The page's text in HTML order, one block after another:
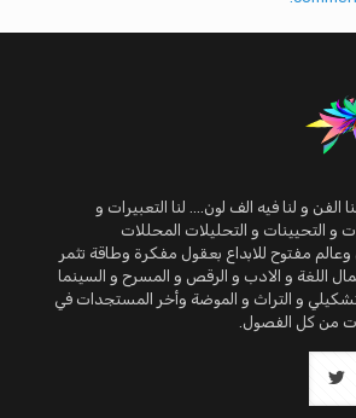
الفن و لنا فيه الف لون.... لنا التعبيرات و
و التحيينات و التحليلات المحللات
مفتوح للابداع بعقول مفكرة وطاقة تثمر
اللغة و الادب و الرقص و المسرح و السينما
و التراث و الموضة وأخر المستجدات في
من كل الفصول.